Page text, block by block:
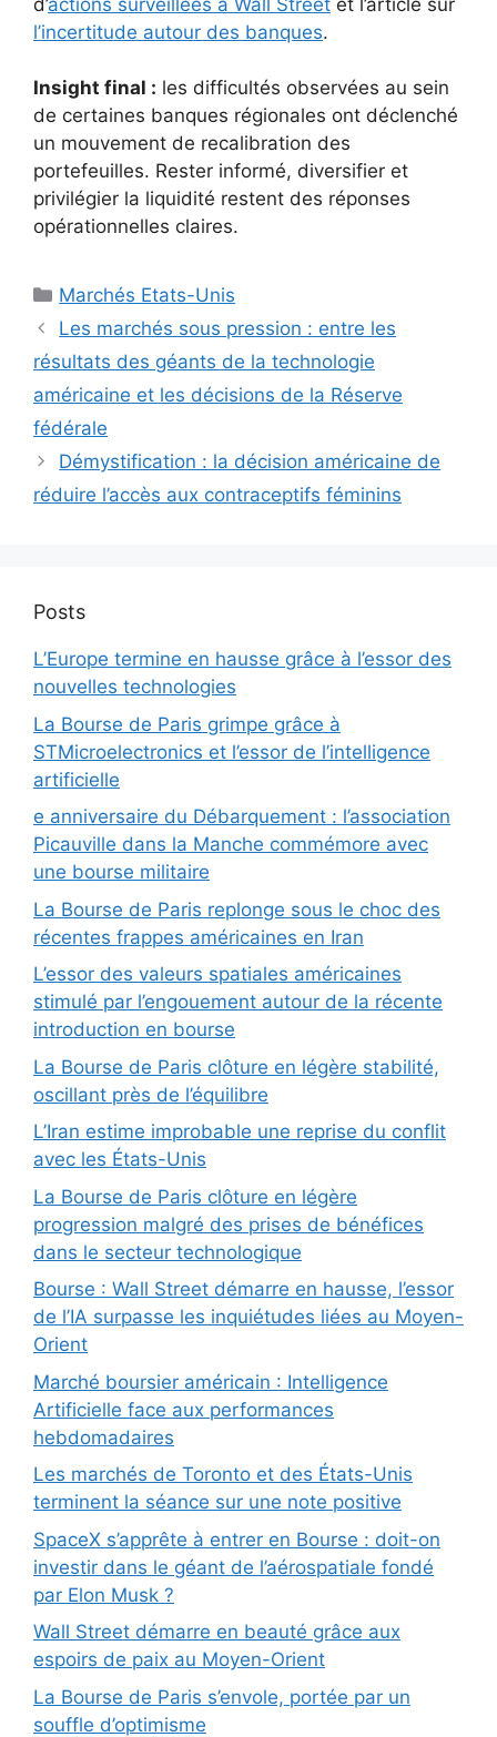
l’incertitude autour des banques.
Insight final : les difficultés observées au sein
de certaines banques régionales ont déclenché
un mouvement de recalibration des
portefeuilles. Rester informé, diversifier et
privilégier la liquidité restent des réponses
opérationnelles claires.
Catégories
Marchés Etats-Unis
Les marchés sous pression : entre les
résultats des géants de la technologie
américaine et les décisions de la Réserve
fédérale
Démystification : la décision américaine de
réduire l’accès aux contraceptifs féminins
Posts
L’Europe termine en hausse grâce à l’essor des
nouvelles technologies
La Bourse de Paris grimpe grâce à
STMicroelectronics et l’essor de l’intelligence
artificielle
e anniversaire du Débarquement : l’association
Picauville dans la Manche commémore avec
une bourse militaire
La Bourse de Paris replonge sous le choc des
récentes frappes américaines en Iran
L’essor des valeurs spatiales américaines
stimulé par l’engouement autour de la récente
introduction en bourse
La Bourse de Paris clôture en légère stabilité,
oscillant près de l’équilibre
L’Iran estime improbable une reprise du conflit
avec les États-Unis
La Bourse de Paris clôture en légère
progression malgré des prises de bénéfices
dans le secteur technologique
Bourse : Wall Street démarre en hausse, l’essor
de l’IA surpasse les inquiétudes liées au Moyen-
Orient
Marché boursier américain : Intelligence
Artificielle face aux performances
hebdomadaires
Les marchés de Toronto et des États-Unis
terminent la séance sur une note positive
SpaceX s’apprête à entrer en Bourse : doit-on
investir dans le géant de l’aérospatiale fondé
par Elon Musk ?
Wall Street démarre en beauté grâce aux
espoirs de paix au Moyen-Orient
La Bourse de Paris s’envole, portée par un
souffle d’optimisme